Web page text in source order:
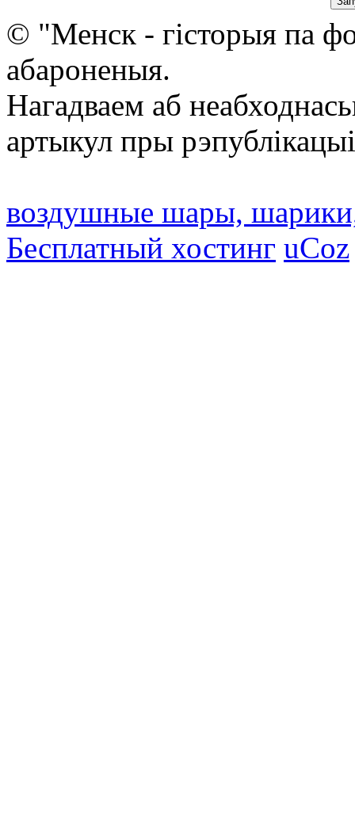
© "Менск - гісторыя па
абароненыя.
Нагадваем аб
артыкул пры
воздушные шары,
Бесплатный хостинг uCoz